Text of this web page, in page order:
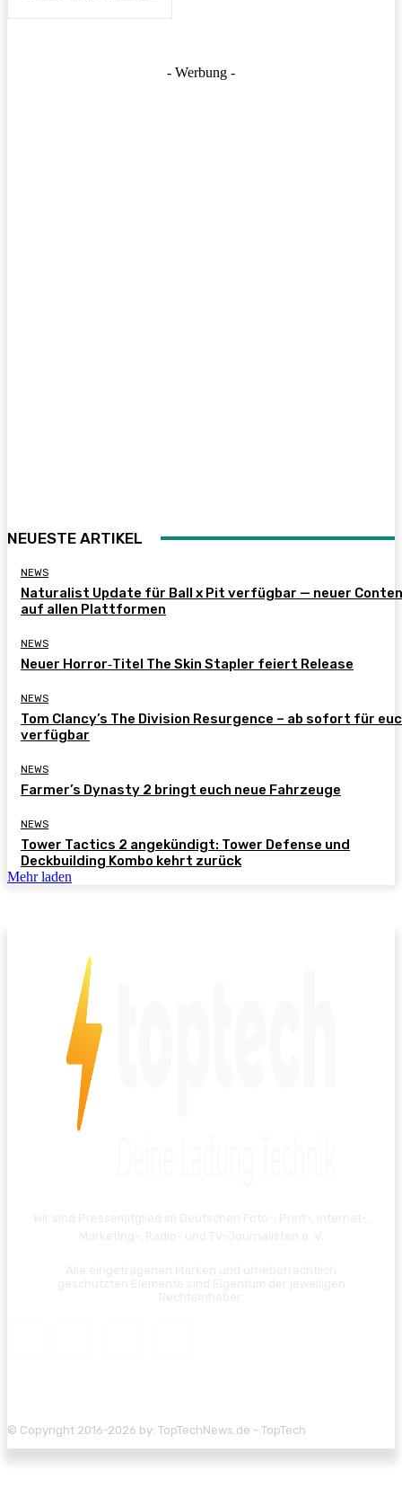
- Werbung -
NEUESTE ARTIKEL
NEWS
Naturalist Update für Ball x Pit verfügbar — neuer
auf allen Plattformen
NEWS
Neuer Horror‑Titel The Skin Stapler feiert Release
NEWS
Tom Clancy’s The Division Resurgence – ab sofort für
verfügbar
NEWS
Farmer’s Dynasty 2 bringt euch neue Fahrzeuge
NEWS
Tower Tactics 2 angekündigt: Tower Defense und
Deckbuilding Kombo kehrt zurück
Mehr laden
© Copyright 2016-2026 by: TopTechNews.de - TopTech